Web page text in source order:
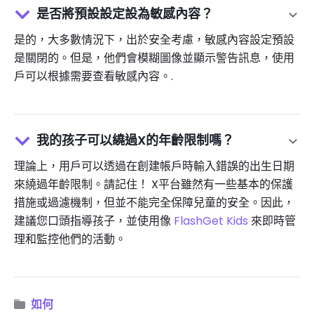
是否將預設設定設為敏感內容？
是的，大多數情況下，出於安全考慮，敏感內容設定預設
是關閉的。但是，他們會模糊圖像並顯示警告訊息，使用
戶可以根據需要查看敏感內容。.
我的孩子可以繞過X的年齡限制嗎？
理論上，用戶可以透過在創建帳戶時輸入錯誤的出生日期
來繞過年齡限制。請記住！ X平台雖然有一些基本的保護
措施或過濾機制，但並不能完全保障兒童的安全。因此，
建議您口頭指導孩子，並使用像 FlashGet Kids 來即時管
理和監控他們的活動。
如何